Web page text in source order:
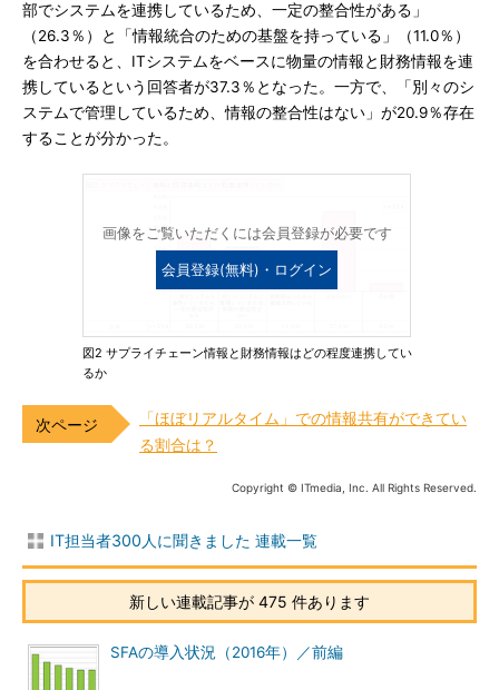
部でシステムを連携しているため、一定の整合性がある」
（26.3％）と「情報統合のための基盤を持っている」（11.0％）
を合わせると、ITシステムをベースに物量の情報と財務情報を連
携しているという回答者が37.3％となった。一方で、「別々のシ
ステムで管理しているため、情報の整合性はない」が20.9％存在
することが分かった。
画像をご覧いただくには会員登録が必要です
会員登録(無料)・ログイン
図2 サプライチェーン情報と財務情報はどの程度連携してい
るか
「ほぼリアルタイム」での情報共有ができてい
る割合は？
Copyright © ITmedia, Inc. All Rights Reserved.
IT担当者300人に聞きました 連載一覧
新しい連載記事が 475 件あります
SFAの導入状況（2016年）／前編